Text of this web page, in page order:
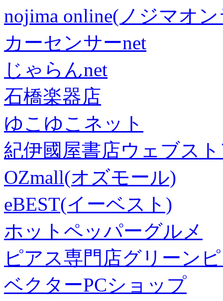
nojima online(ノジマオ
カーセンサーnet
じゃらんnet
石橋楽器店
ゆこゆこネット
紀伊國屋書店ウェブス
OZmall(オズモール)
eBEST(イーベスト)
ホットペッパーグルメ
ピアス専門店グリーン
ベクターPCショップ